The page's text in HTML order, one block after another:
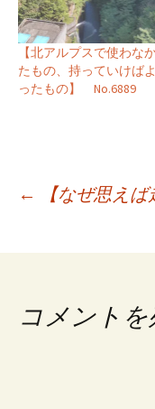
【北アルプスで使わな
たもの、持っていけば
ったもの】 No.6889
投
ビ
←
【なぜ思え
コメント